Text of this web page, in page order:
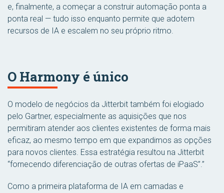
e, finalmente, a começar a construir automação ponta a
ponta real — tudo isso enquanto permite que adotem
recursos de IA e escalem no seu próprio ritmo.
O Harmony é único
O modelo de negócios da Jitterbit também foi elogiado
pelo Gartner, especialmente as aquisições que nos
permitiram atender aos clientes existentes de forma mais
eficaz, ao mesmo tempo em que expandimos as opções
para novos clientes. Essa estratégia resultou na Jitterbit
“fornecendo diferenciação de outras ofertas de iPaaS”.”
Como a primeira plataforma de IA em camadas e